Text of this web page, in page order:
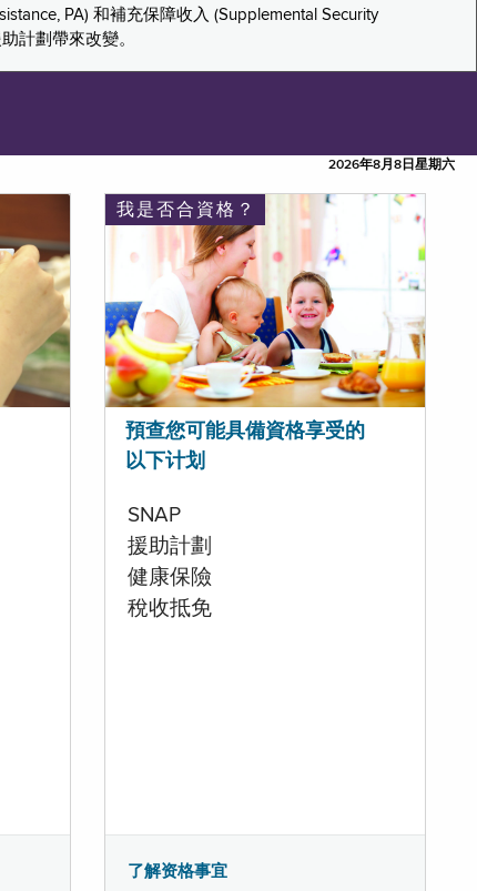
PA) 和補充保障收入 (Supplemental Security
計劃帶來改變。
2026年8月8日星期六
我是否合資格？
預查您可能具備資格享受的
以下计划
SNAP
援助計劃
健康保險
稅收抵免
了解资格事宜